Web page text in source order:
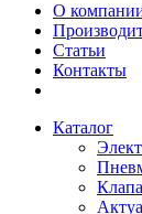
О
Статьи
Контакты
Каталог